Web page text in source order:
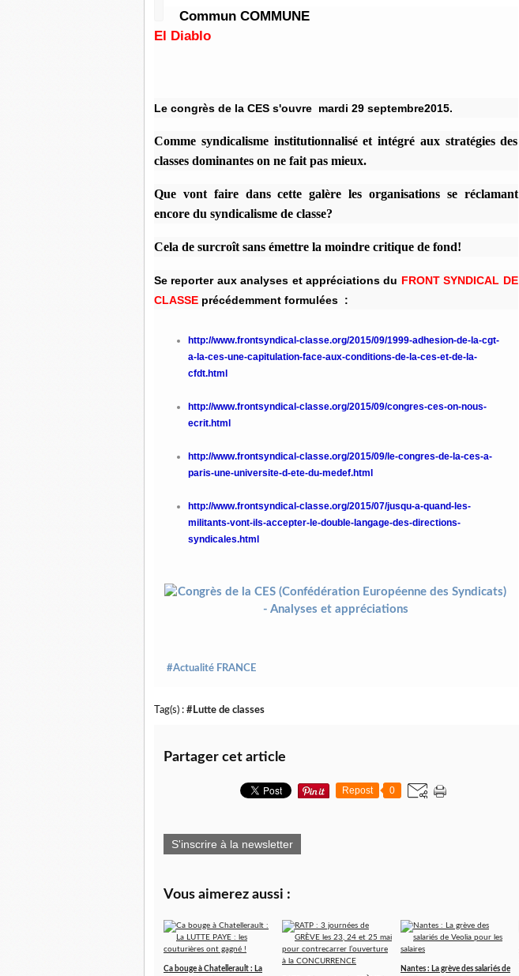
Commun COMMUNE
El Diablo
Le congrès de la CES s'ouvre mardi 29 septembre2015.
Comme syndicalisme institutionnalisé et intégré aux stratégies des
classes dominantes on ne fait pas mieux.
Que vont faire dans cette galère les organisations se réclamant
encore du syndicalisme de classe?
Cela de surcroît sans émettre la moindre critique de fond!
Se reporter aux analyses et appréciations du FRONT SYNDICAL DE
CLASSE précédemment formulées :
http://www.frontsyndical-classe.org/2015/09/1999-adhesion-de-la-cgt-
a-la-ces-une-capitulation-face-aux-conditions-de-la-ces-et-de-la-
cfdt.html
http://www.frontsyndical-classe.org/2015/09/congres-ces-on-nous-
ecrit.html
http://www.frontsyndical-classe.org/2015/09/le-congres-de-la-ces-a-
paris-une-universite-d-ete-du-medef.html
http://www.frontsyndical-classe.org/2015/07/jusqu-a-quand-les-
militants-vont-ils-accepter-le-double-langage-des-directions-
syndicales.html
#Actualité FRANCE
Tag(s) : #Lutte de classes
Partager cet article
Repost 0
S'inscrire à la newsletter
Vous aimerez aussi :
Ca bouge à Chatellerault : La
Nantes : La grève des salariés de